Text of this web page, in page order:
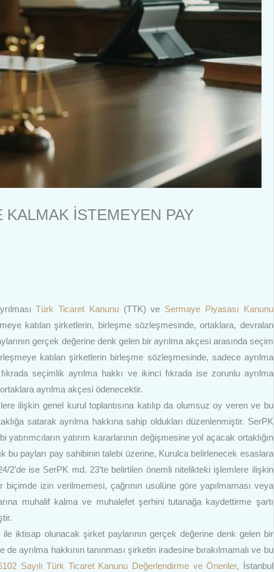
İSTEMEYEN PAY
Türk Ticaret Kanunu(TTK) ve Sermaye Piyasası Kanunu
katılan şirketlerin, birleşme sözleşmesinde, ortaklara, devralan
gerçek değerine denk gelen bir ayrılma akçesi arasında seçim
katılan şirketlerin birleşme sözleşmesinde, sadece ayrılma
seçimlik ayrılma hakkı ve ikinci fıkrada ise zorunlu ayrılma
ayrılma akçesi ödenecektir.
ilişkin genel kurul toplantısına katılıp da olumsuz oy veren ve bu
satarak ayrılma hakkına sahip oldukları düzenlenmiştir. SerPK
yatırım kararlarının değişmesine yol açacak ortaklığın
bu payları pay sahibinin talebi üzerine, Kurulca belirlenecek esaslara
ise SerPK md. 23’te belirtilen önemli nitelikteki işlemlere ilişkin
biçimde izin verilmemesi, çağrının usulüne göre yapılmaması veya
muhalif kalma ve muhalefet şerhini tutanağa kaydettirme şartı
iktisap olunacak şirket paylarının gerçek değerine denk gelen bir
ayrılma hakkının tanınması şirketin iradesine bırakılmamalı ve bu
Sayılı Türk Ticaret Kanunu Değerlendirme ve Öneriler, İstanbul